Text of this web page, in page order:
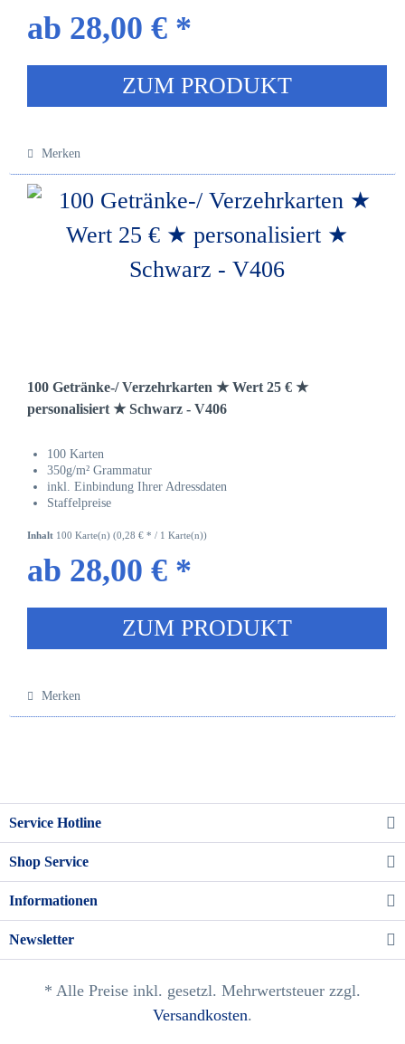
ab 28,00 € *
ZUM PRODUKT
Merken
100 Getränke-/ Verzehrkarten ★ Wert 25 € ★
personalisiert ★ Schwarz - V406
100 Karten
350g/m² Grammatur
inkl. Einbindung Ihrer Adressdaten
Staffelpreise
Inhalt 100 Karte(n) (0,28 € * / 1 Karte(n))
ab 28,00 € *
ZUM PRODUKT
Merken
Service Hotline
Shop Service
Informationen
Newsletter
* Alle Preise inkl. gesetzl. Mehrwertsteuer zzgl.
Versandkosten.